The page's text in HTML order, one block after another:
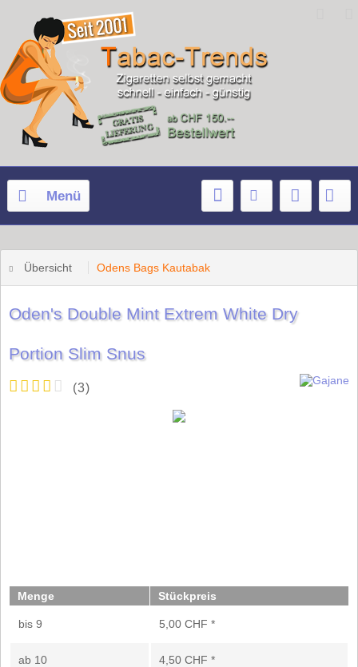
Menü
Übersicht Odens Bags Kautabak
Oden's Double Mint Extrem White Dry
Portion Slim Snus
(3)
Menge Stückpreis
bis 9 5,00 CHF *
ab 10 4,50 CHF *